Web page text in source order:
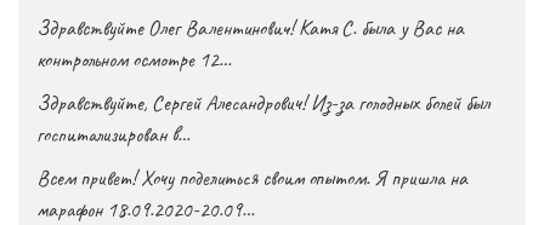
Здравствуйте Олег Валентинович! Катя С. была у Вас на
контрольном осмотре 12…
Здравствуйте, Сергей Алесандрович! Из-за голодных болей был
госпитализирован в…
Всем привет! Хочу поделиться своим опытом. Я пришла на
марафон 18.09.2020-20.09…